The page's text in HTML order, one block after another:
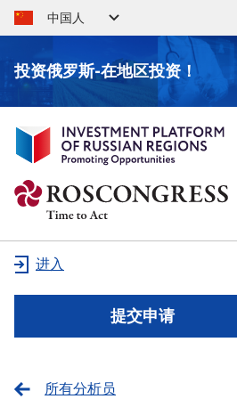
中国人
投资俄罗斯-在地区投资！
提交申请
进入
所有分析员